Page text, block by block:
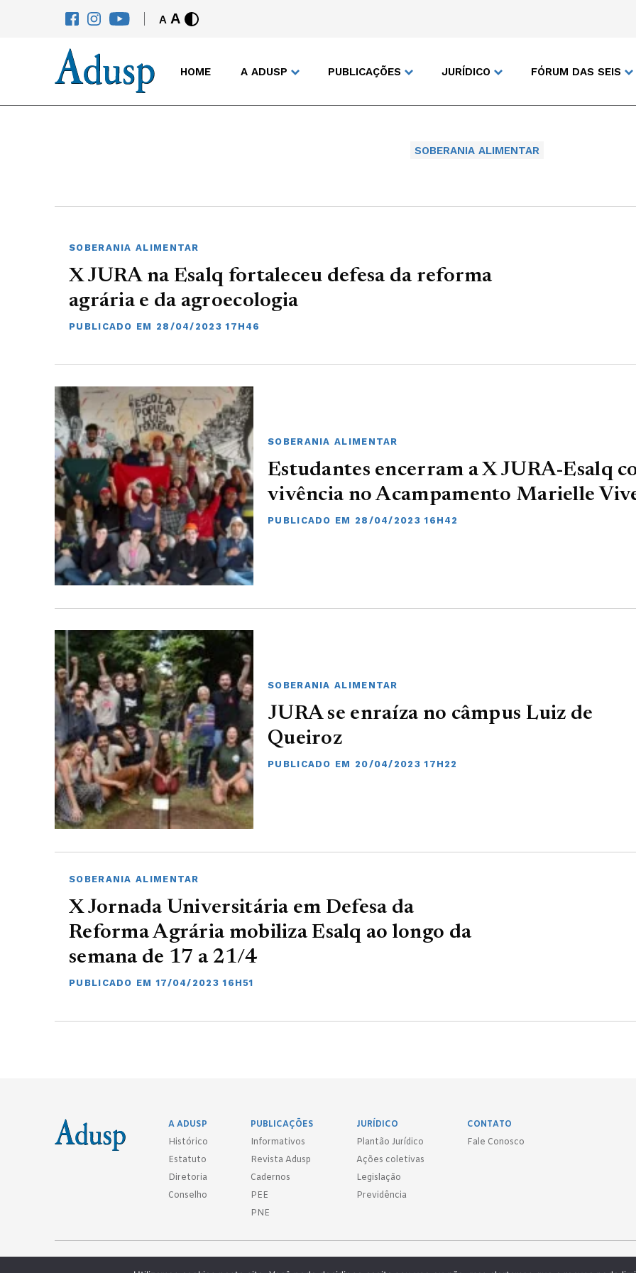
A A
HOME A ADUSP PUBLICAÇÕES JURÍDICO FÓRUM DAS SEIS
SOBERANIA ALIMENTAR
SOBERANIA ALIMENTAR
X JURA na Esalq fortaleceu defesa da reforma
agrária e da agroecologia
PUBLICADO EM 28/04/2023 17H46
SOBERANIA ALIMENTAR
Estudantes encerram a X JURA-Esalq
vivência no Acampamento Marielle
PUBLICADO EM 28/04/2023 16H42
SOBERANIA ALIMENTAR
JURA se enraíza no câmpus Luiz de
Queiroz
PUBLICADO EM 20/04/2023 17H22
SOBERANIA ALIMENTAR
X Jornada Universitária em Defesa da
Reforma Agrária mobiliza Esalq ao longo da
semana de 17 a 21/4
PUBLICADO EM 17/04/2023 16H51
A ADUSP
Histórico
Estatuto
Diretoria
Conselho
PUBLICAÇÕES
Informativos
Revista Adusp
Cadernos
PEE
PNE
JURÍDICO
Plantão Jurídico
Ações coletivas
Legislação
Previdência
CONTATO
Fale Conosco